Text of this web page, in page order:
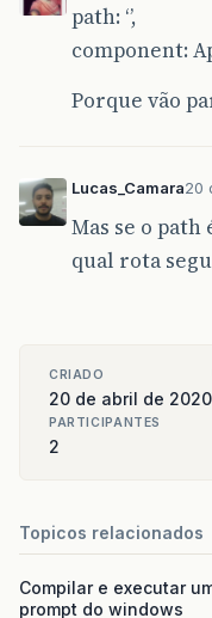
path: ‘’,
component:
Porque vão
Lucas_Camara20
Mas se o
qual rota
CRIADO
20 de abril de 2020
PARTICIPANTES
2
Topicos relacionados
Compilar e executar
prompt do windows